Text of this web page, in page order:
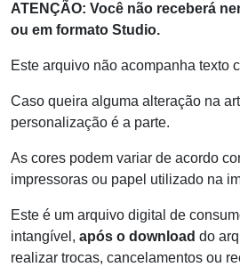
ATENÇÃO: Você não receberá
ou em formato Studio.
Este arquivo não acompanha texto
Caso queira alguma alteração na
personalização é a parte.
As cores podem variar de acordo
impressoras ou papel utilizado na
Este é um arquivo digital de
intangível, após o download do
realizar trocas, cancelamentos ou